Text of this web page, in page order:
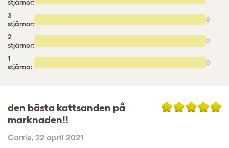
stjärnor:
3
stjärnor:
0
2
stjärnor:
0
1
stjärna:
0
den bästa kattsanden på
marknaden!!
Carrie, 22 april 2021